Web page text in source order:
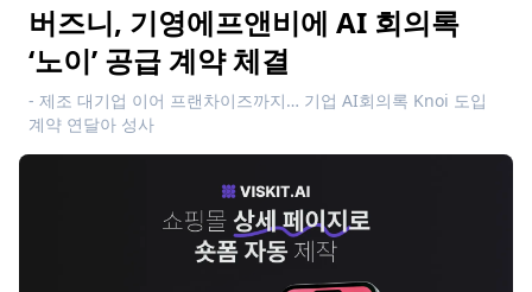
버즈니, 기영에프앤비에 AI 회의록
‘노이’ 공급 계약 체결
- 제조 대기업 이어 프랜차이즈까지… 기업 AI회의록 Knoi 도입
계약 연달아 성사